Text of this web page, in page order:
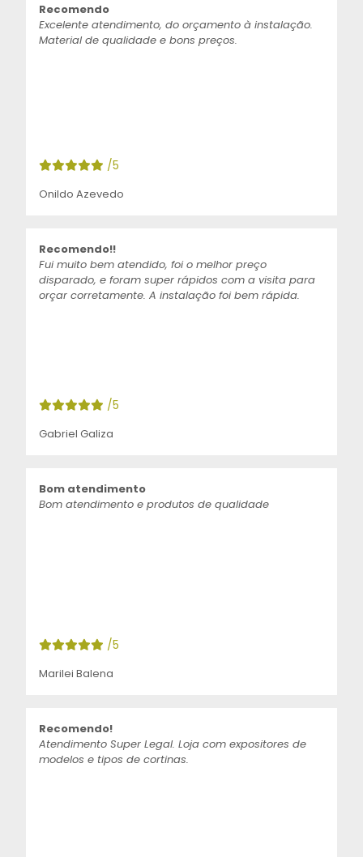
Recomendo
Excelente atendimento, do orçamento à instalação.
Material de qualidade e bons preços.
/5
Onildo Azevedo
Recomendo!!
Fui muito bem atendido, foi o melhor preço
disparado, e foram super rápidos com a visita para
orçar corretamente. A instalação foi bem rápida.
/5
Gabriel Galiza
Bom atendimento
Bom atendimento e produtos de qualidade
/5
Marilei Balena
Recomendo!
Atendimento Super Legal. Loja com expositores de
modelos e tipos de cortinas.